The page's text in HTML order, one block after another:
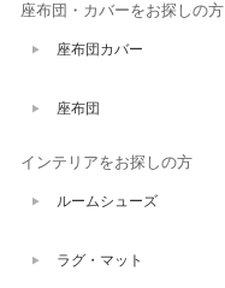
座布団・カバーをお探しの方
座布団カバー
座布団
インテリアをお探しの方
ルームシューズ
ラグ・マット